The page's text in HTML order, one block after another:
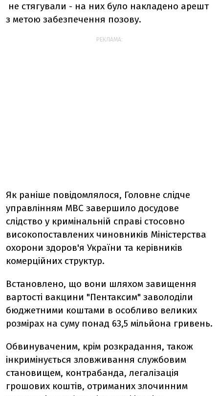
не стягували - на них було накладено арешт
з метою забезпечення позову.
РЕКЛАМА:
Як раніше повідомлялося, Головне слідче
управлінням МВС завершило досудове
слідство у кримінальній справі стосовно
високопоставлених чиновників Міністерства
охорони здоров'я України та керівників
комерційних структур.
Встановлено, що вони шляхом завищення
вартості вакцини "Пентаксим" заволоділи
бюджетними коштами в особливо великих
розмірах на суму понад 63,5 мільйона гривень.
Обвинуваченим, крім розкрадання, також
інкримінується зловживання службовим
становищем, контрабанда, легалізація
грошових коштів, отриманих злочинним